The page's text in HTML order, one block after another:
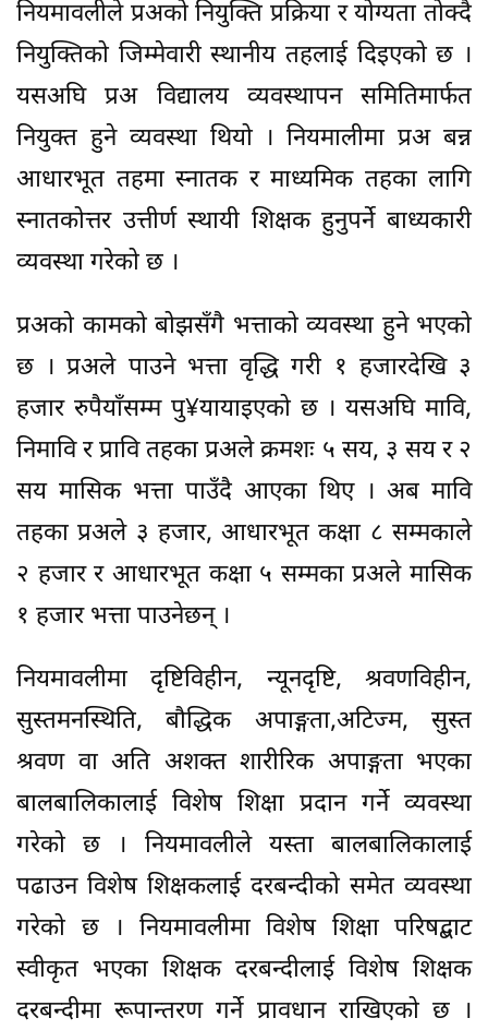
नियमावलीले प्रअको नियुक्ति प्रक्रिया र योग्यता तोक्दै
नियुक्तिको जिम्मेवारी स्थानीय तहलाई दिइएको छ ।
यसअघि प्रअ विद्यालय व्यवस्थापन समितिमार्फत
नियुक्त हुने व्यवस्था थियो । नियमालीमा प्रअ बन्न
आधारभूत तहमा स्नातक र माध्यमिक तहका लागि
स्नातकोत्तर उत्तीर्ण स्थायी शिक्षक हुनुपर्ने बाध्यकारी
व्यवस्था गरेको छ ।
प्रअको कामको बोझसँगै भत्ताको व्यवस्था हुने भएको
छ । प्रअले पाउने भत्ता वृद्धि गरी १ हजारदेखि ३
हजार रुपैयाँसम्म पु¥यायाइएको छ । यसअघि मावि,
निमावि र प्रावि तहका प्रअले क्रमशः ५ सय, ३ सय र २
सय मासिक भत्ता पाउँदै आएका थिए । अब मावि
तहका प्रअले ३ हजार, आधारभूत कक्षा ८ सम्मकाले
२ हजार र आधारभूत कक्षा ५ सम्मका प्रअले मासिक
१ हजार भत्ता पाउनेछन् ।
नियमावलीमा दृष्टिविहीन, न्यूनदृष्टि, श्रवणविहीन,
सुस्तमनस्थिति, बौद्धिक अपाङ्गता,अटिज्म, सुस्त
श्रवण वा अति अशक्त शारीरिक अपाङ्गता भएका
बालबालिकालाई विशेष शिक्षा प्रदान गर्ने व्यवस्था
गरेको छ । नियमावलीले यस्ता बालबालिकालाई
पढाउन विशेष शिक्षकलाई दरबन्दीको समेत व्यवस्था
गरेको छ । नियमावलीमा विशेष शिक्षा परिषद्बाट
स्वीकृत भएका शिक्षक दरबन्दीलाई विशेष शिक्षक
दरबन्दीमा रूपान्तरण गर्ने प्रावधान राखिएको छ ।